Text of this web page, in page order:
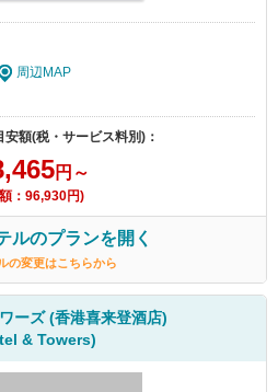
周辺MAP
額(税・サービス料別)：
円～
：96,930円)
ルのプランを開く
の変更はこちらから
ーズ (香港喜来登酒店)
& Towers)